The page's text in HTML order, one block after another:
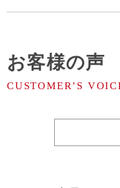
お客様の声